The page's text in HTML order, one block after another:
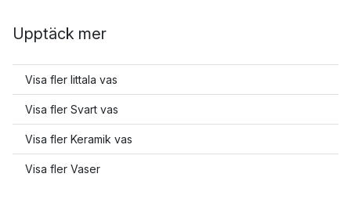
Upptäck mer
Visa fler Iittala vas
Visa fler Svart vas
Visa fler Keramik vas
Visa fler Vaser